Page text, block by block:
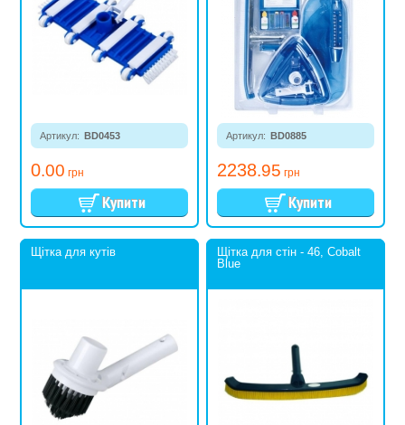
Артикул: BD0453
0.00 грн
Артикул: BD0885
2238.95 грн
Щітка для кутів
Щітка для стін - 46, Cobalt
Blue